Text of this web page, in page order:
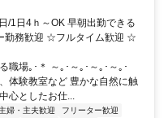
/1日4ｈ～OK 早朝出勤できる
勤務歓迎 ☆フルタイム歓迎 ☆
職場｡･＊ ～｡･～｡･～｡･～｡･
体験教室など 豊かな自然に触
心としたお仕...
主婦・主夫歓迎
フリーター歓迎